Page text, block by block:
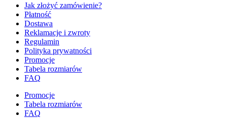
Jak złożyć zamówienie?
Płatność
Dostawa
Reklamacje i zwroty
Regulamin
Polityka prywatności
Promocje
Tabela rozmiarów
FAQ
Promocje
Tabela rozmiarów
FAQ